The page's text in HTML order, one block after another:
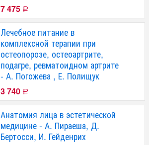
7 475 Р
Лечебное питание в
комплексной терапии при
остеопорозе, остеоартрите,
подагре, ревматоидном артрите
- А. Погожева , Е. Полищук
3 740 Р
Анатомия лица в эстетической
медицине - А. Пираеша, Д.
Бертосси, И. Гейденрих